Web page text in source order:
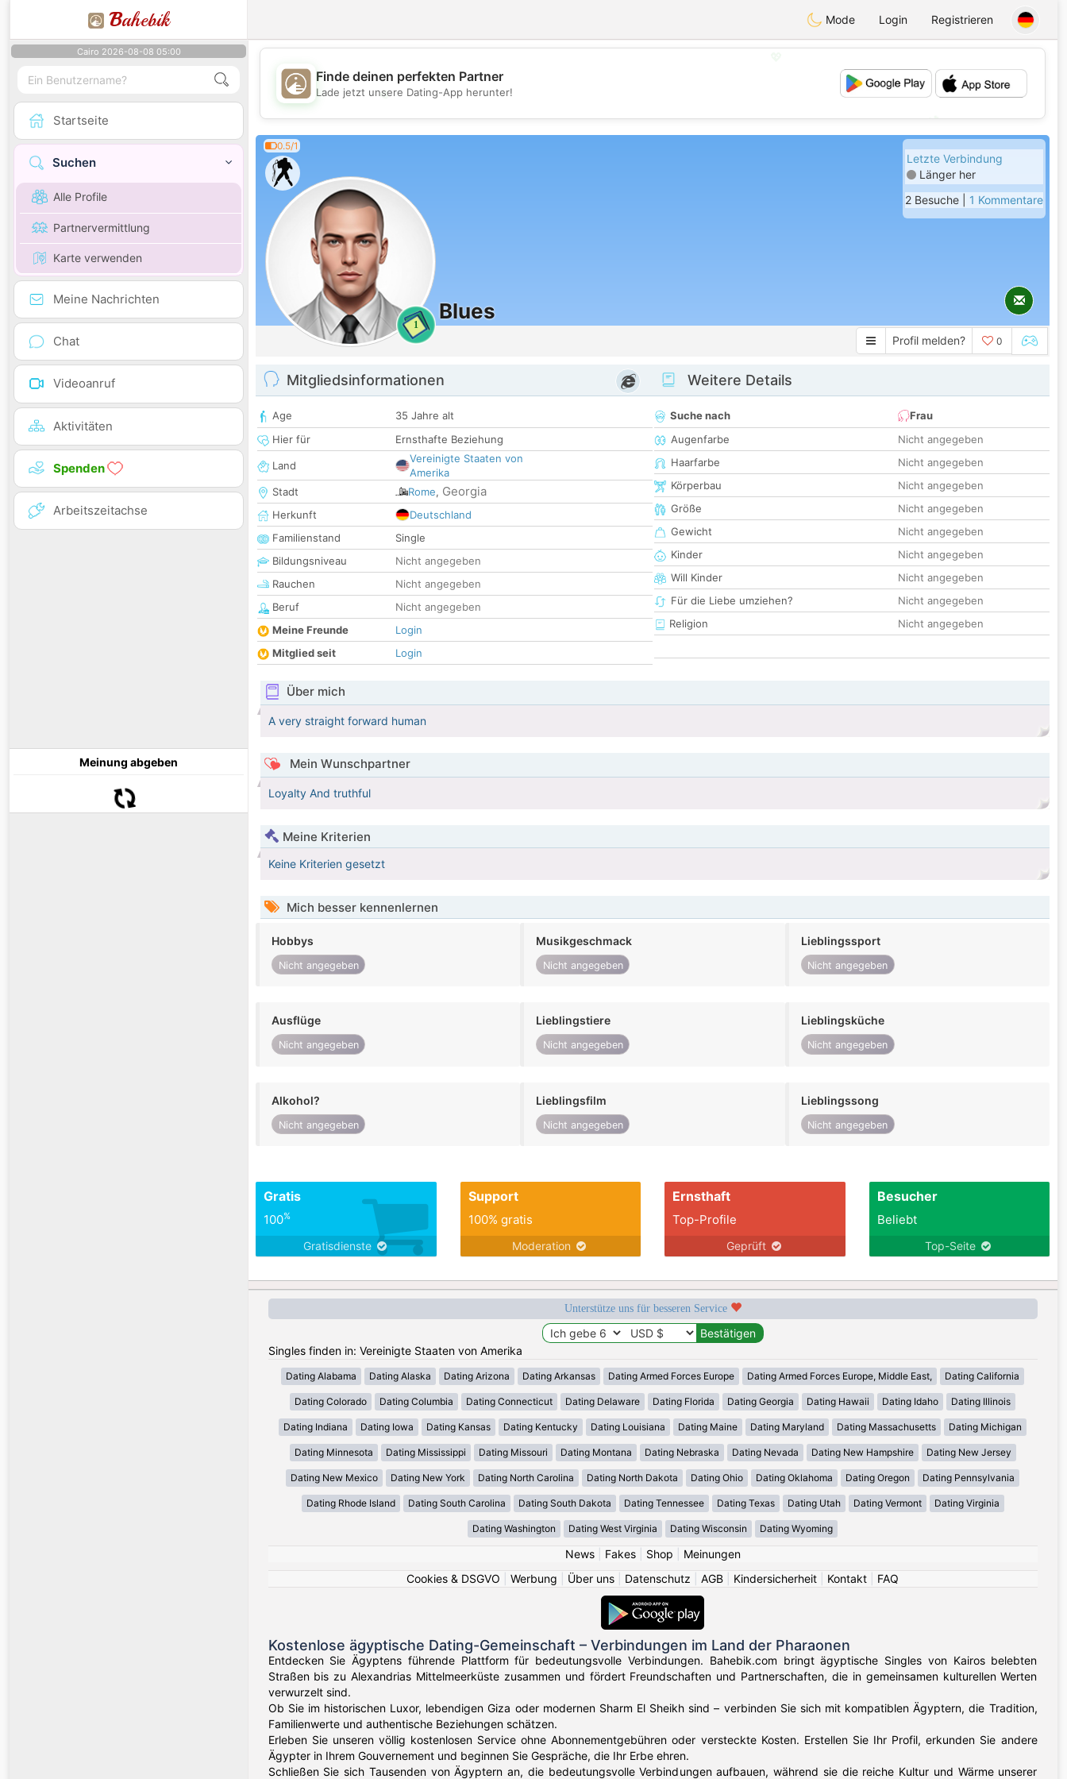
Bahebik Mode Login Registrieren
Cairo 2026-08-08 05:00
Startseite
Suchen
Alle Profile
Partnervermittlung
Karte verwenden
Meine Nachrichten
Chat
Videoanruf
Aktivitäten
Spenden
Arbeitszeitachse
Meinung abgeben
💖
💕
Finde deinen perfekten Partner
Lade jetzt unsere Dating-App herunter!
0.5/1
1
Blues
Letzte Verbindung
Länger her
2 Besuche | 1 Kommentare
Profil melden? 0
Mitgliedsinformationen
Age
35 Jahre alt
Hier für
Ernsthafte Beziehung
Land
Vereinigte Staaten von
Amerika
Stadt
Rome, Georgia
Herkunft
Deutschland
Familienstand
Single
Bildungsniveau
Nicht angegeben
Rauchen
Nicht angegeben
Beruf
Nicht angegeben
Meine Freunde
Login
Mitglied seit
Login
Weitere Details
Suche nach
Frau
Augenfarbe
Nicht angegeben
Haarfarbe
Nicht angegeben
Körperbau
Nicht angegeben
Größe
Nicht angegeben
Gewicht
Nicht angegeben
Kinder
Nicht angegeben
Will Kinder
Nicht angegeben
Für die Liebe umziehen?
Nicht angegeben
Religion
Nicht angegeben
Über mich
A very straight forward human
Mein Wunschpartner
Loyalty And truthful
Meine Kriterien
Keine Kriterien gesetzt
Mich besser kennenlernen
Hobbys
Nicht angegeben
Musikgeschmack
Nicht angegeben
Lieblingssport
Nicht angegeben
Ausflüge
Nicht angegeben
Lieblingstiere
Nicht angegeben
Lieblingsküche
Nicht angegeben
Alkohol?
Nicht angegeben
Lieblingsfilm
Nicht angegeben
Lieblingssong
Nicht angegeben
Gratis
100%
Gratisdienste
Support
100% gratis
Moderation
Ernsthaft
Top-Profile
Geprüft
Besucher
Beliebt
Top-Seite
Unterstütze uns für besseren Service
Singles finden in: Vereinigte Staaten von Amerika
Dating Alabama Dating Alaska Dating Arizona Dating Arkansas Dating Armed Forces Europe Dating Armed Forces Europe, Middle East, Dating California
Dating Colorado Dating Columbia Dating Connecticut Dating Delaware Dating Florida Dating Georgia Dating Hawaii Dating Idaho Dating Illinois
Dating Indiana Dating Iowa Dating Kansas Dating Kentucky Dating Louisiana Dating Maine Dating Maryland Dating Massachusetts Dating Michigan
Dating Minnesota Dating Mississippi Dating Missouri Dating Montana Dating Nebraska Dating Nevada Dating New Hampshire Dating New Jersey
Dating New Mexico Dating New York Dating North Carolina Dating North Dakota Dating Ohio Dating Oklahoma Dating Oregon Dating Pennsylvania
Dating Rhode Island Dating South Carolina Dating South Dakota Dating Tennessee Dating Texas Dating Utah Dating Vermont Dating Virginia
Dating Washington Dating West Virginia Dating Wisconsin Dating Wyoming
News| Fakes| Shop
Meinungen
Cookies & DSGVO
Werbung Über uns Datenschutz AGB Kindersicherheit Kontakt FAQ
Kostenlose ägyptische Dating-Gemeinschaft – Verbindungen im Land der Pharaonen
Entdecken Sie Ägyptens führende Plattform für bedeutungsvolle Verbindungen. Bahebik.com bringt ägyptische Singles von Kairos belebten
Straßen bis zu Alexandrias Mittelmeerküste zusammen und fördert Freundschaften und Partnerschaften, die in gemeinsamen kulturellen Werten
verwurzelt sind.
Ob Sie im historischen Luxor, lebendigen Giza oder modernen Sharm El Sheikh sind – verbinden Sie sich mit kompatiblen Ägyptern, die Tradition,
Familienwerte und authentische Beziehungen schätzen.
Erleben Sie unseren völlig kostenlosen Service ohne Abonnementgebühren oder versteckte Kosten. Erstellen Sie Ihr Profil, erkunden Sie andere
Ägypter in Ihrem Gouvernement und beginnen Sie Gespräche, die Ihr Erbe ehren.
Schließen Sie sich Tausenden von Ägyptern an, die bedeutungsvolle Verbindungen aufbauen, während sie die reiche Kultur und Wärme unserer